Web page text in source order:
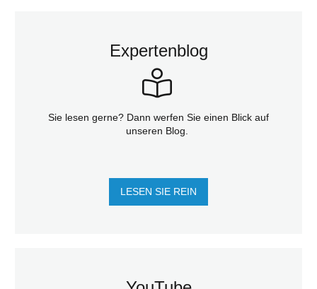
Expertenblog
Sie lesen gerne? Dann werfen Sie einen Blick auf
unseren Blog.
LESEN SIE REIN